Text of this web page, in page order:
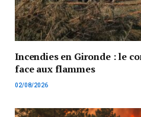
Incendies en Gironde : le
face aux flammes
02/08/2026